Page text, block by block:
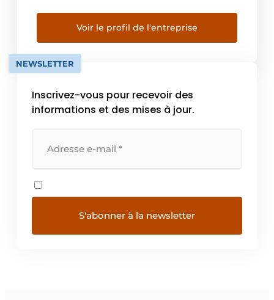
de solutions pour les techniques de sécurité
et d’automatismes. L’objectif de Pilz est
d’automatiser les machines et les
installations de manière à ce que la sécurité
[…]
Voir le profil de l'entreprise
NEWSLETTER
Inscrivez-vous pour recevoir des
informations et des mises à jour.